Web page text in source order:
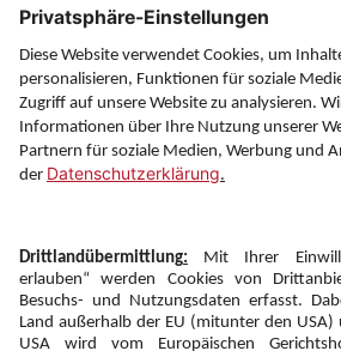
Service
Information
Folgen Sie uns auf
Newsletter: